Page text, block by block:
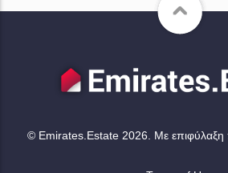
© Emirates.Estate 2026. Με επιφύλαξη